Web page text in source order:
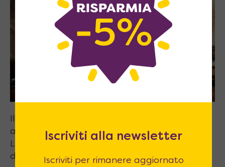
ancora oggi il più diffuso nelle cucine italiane.
La fiamma è visibile e viene erogata tramite
dei bruciatori, che di solito hanno diversa
Iscriviti alla newsletter
Iscriviti per rimanere aggiornato